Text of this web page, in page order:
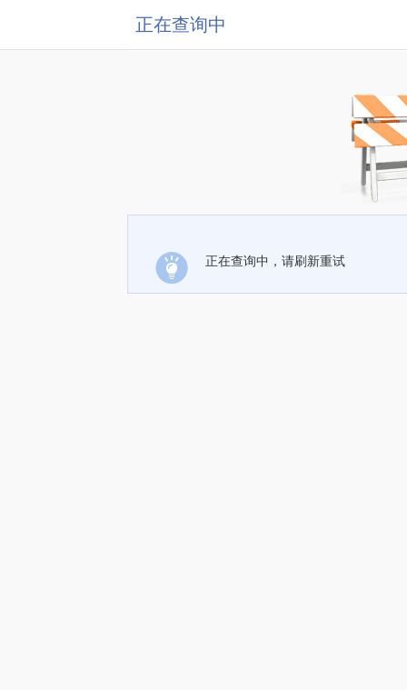
正在查询中
正在查询中，请刷新重试